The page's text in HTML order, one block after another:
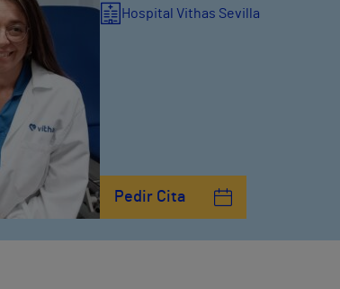
Hospital Vithas Sevilla
Pedir Cita